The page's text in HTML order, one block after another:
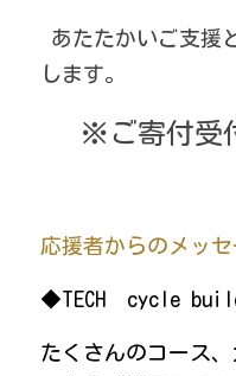
します。
※ご寄付受
応援者からのメッセ
◆TECH  cycle
たくさんのコース